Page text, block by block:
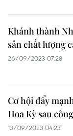
Khánh thành
sản chất lượng
26/09/2023 07:28
Cơ hội đẩy
Hoa Kỳ sau
13/09/2023 04:23